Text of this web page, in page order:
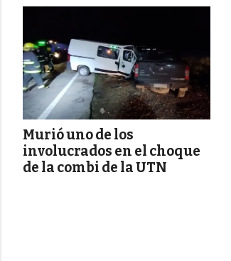
Murió uno de los
involucrados en el choque
de la combi de la UTN